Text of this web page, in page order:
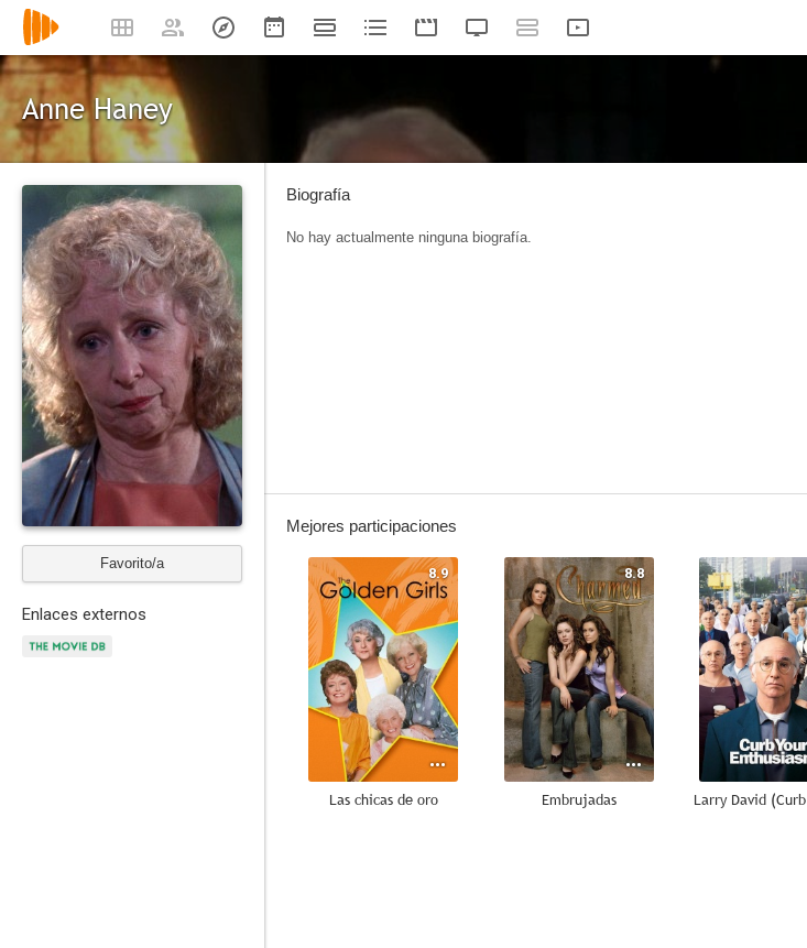
Anne Haney
Favorito/a
Enlaces externos
Biografía
No hay actualmente ninguna biografía.
Mejores participaciones
8.9
Las chicas de oro
8.8
Embrujadas